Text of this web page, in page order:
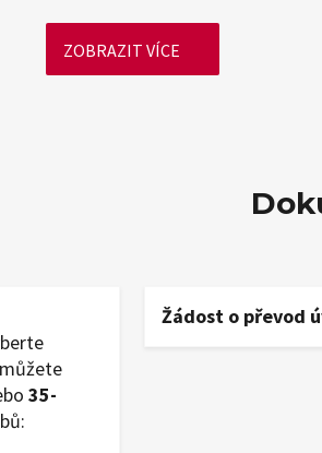
ZOBRAZIT VÍCE
35-
Žádost o převod